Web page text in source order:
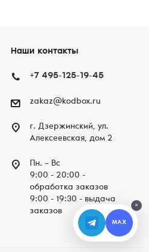
Наши контакты
+7 495-125-19-45
zakaz@kodbox.ru
г. Дзержинский, ул.
Алексеевская, дом 2
Пн. – Вc
9:00 - 20:00 -
обработка заказов
9:00 - 19:30 - выдача
заказов
×
MAX